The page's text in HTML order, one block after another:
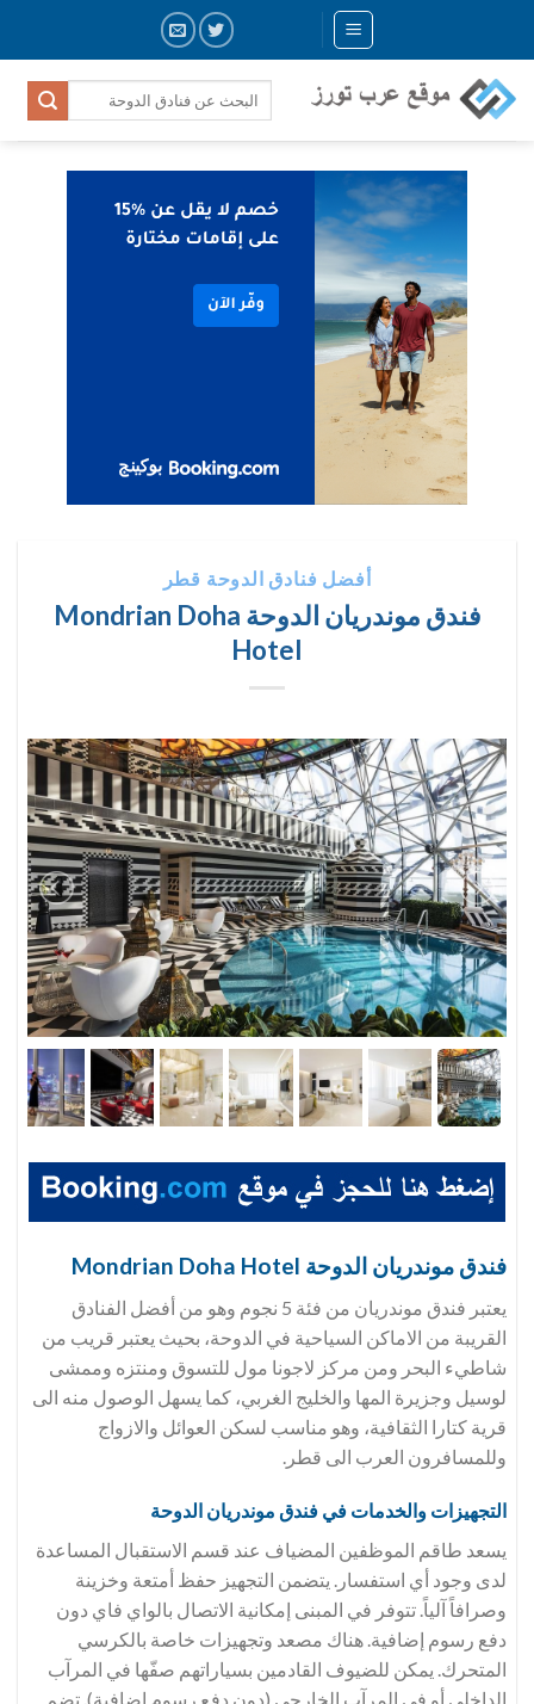
content
أفضل فنادق الدوحة قطر
فندق موندريان الدوحة Mondrian Doha
Hotel
فندق موندريان الدوحة Mondrian Doha Hotel
يعتبر فندق موندريان من فئة 5 نجوم وهو من أفضل الفنادق
القريبة من الاماكن السياحية في الدوحة، بحيث يعتبر قريب من
شاطيء البحر ومن مركز لاجونا مول للتسوق ومنتزه وممشى
لوسيل وجزيرة المها والخليج الغربي، كما يسهل الوصول منه الى
قرية كتارا الثقافية، وهو مناسب لسكن العوائل والازواج
وللمسافرون العرب الى قطر.
التجهيزات والخدمات في فندق موندريان الدوحة
يسعد طاقم الموظفين المضياف عند قسم الاستقبال المساعدة
لدى وجود أي استفسار. يتضمن التجهيز حفظ أمتعة وخزينة
وصرافاً آلياً. تتوفر في المبنى إمكانية الاتصال بالواي فاي دون
دفع رسوم إضافية. هناك مصعد وتجهيزات خاصة بالكرسي
المتحرك. يمكن للضيوف القادمين بسياراتهم صفّها في المرآب
الداخلي أو في المرآب الخارجي (دون دفع رسوم إضافية). تضم